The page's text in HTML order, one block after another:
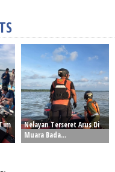
Nelayan Terseret Arus Di
Muara Bada...